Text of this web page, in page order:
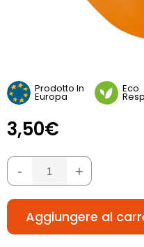
Prodotto In
Europa
Eco
3,50€
- +
Aggiungere al